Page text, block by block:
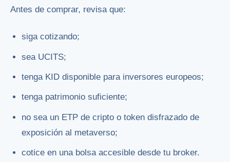
Antes de comprar, revisa que:
siga cotizando;
sea UCITS;
tenga KID disponible para inversores europeos;
tenga patrimonio suficiente;
no sea un ETP de cripto o token disfrazado de
exposición al metaverso;
cotice en una bolsa accesible desde tu broker.